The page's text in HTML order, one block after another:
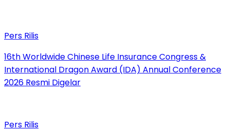
Pers Rilis
16th Worldwide Chinese Life Insurance Congress &
International Dragon Award (IDA) Annual Conference
2026 Resmi Digelar
Pers Rilis